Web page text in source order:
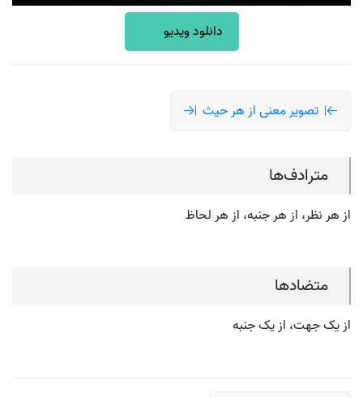
دانلود ویدیو
تصویر معنی از هر حیث
مترادف‌ها
از هر نظر، از هر جنبه، از هر لحاظ
متضادها
از یک جهت، از یک جنبه